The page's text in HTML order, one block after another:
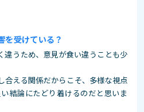
を受けている？
違うため、意見が食い違うことも少
合える関係だからこそ、多様な視点
結論にたどり着けるのだと思いま